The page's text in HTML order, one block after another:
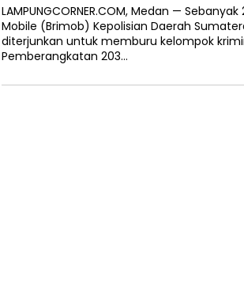
LAMPUNGCORNER.COM, Medan —
Mobile (Brimob) Kepolisian Daerah
diterjunkan untuk memburu kelompok
Pemberangkatan 203…